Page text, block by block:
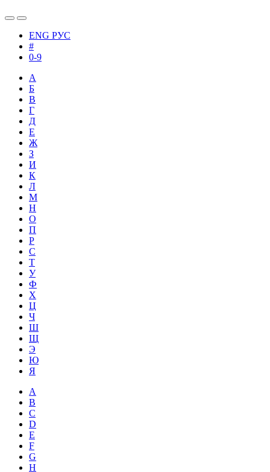
ENG РУС
#
0-9
А
Б
В
Г
Д
Е
Ж
З
И
К
Л
М
Н
О
П
Р
С
Т
У
Ф
Х
Ц
Ч
Ш
Щ
Э
Ю
Я
A
B
C
D
E
F
G
H